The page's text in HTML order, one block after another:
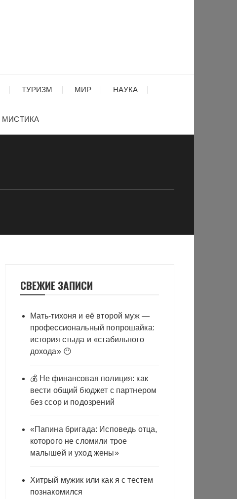
ТУРИЗМ МИР НАУКА
МИСТИКА
СВЕЖИЕ ЗАПИСИ
Мать-тихоня и её второй муж —
профессиональный попрошайка:
история стыда и «стабильного
дохода» 😶
💰 Не финансовая полиция: как
вести общий бюджет с партнером
без ссор и подозрений
«Папина бригада: Исповедь отца,
которого не сломили трое
малышей и уход жены»
Хитрый мужик или как я с тестем
познакомился